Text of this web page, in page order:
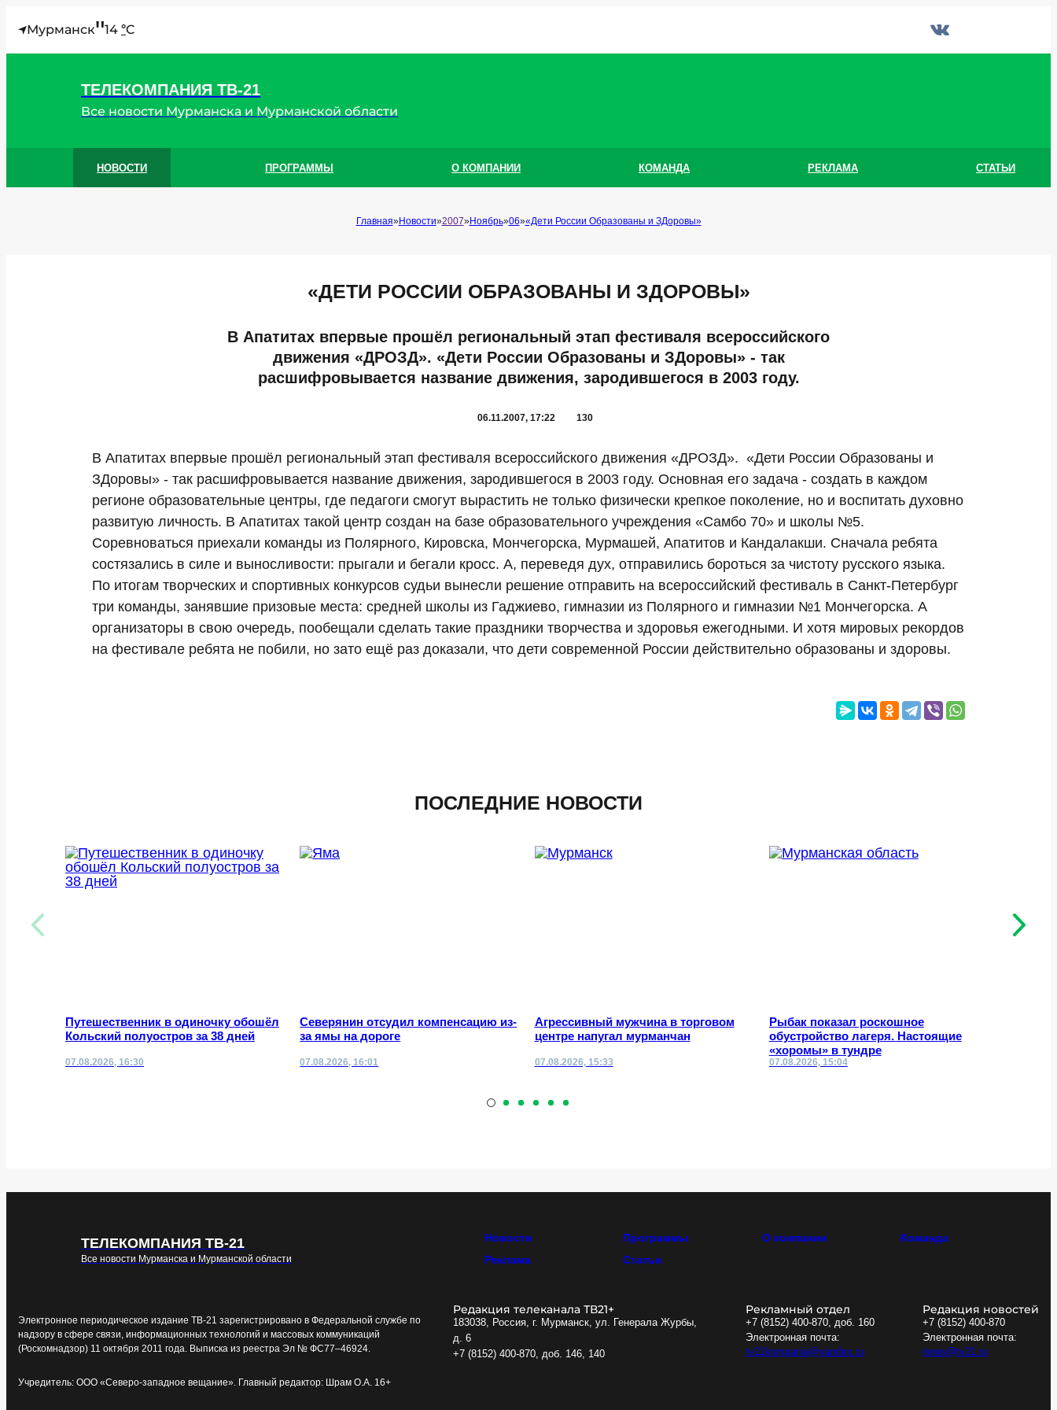
Мурманск"14 °C
ТЕЛЕКОМПАНИЯ ТВ-21
Все новости Мурманска и Мурманской области
НОВОСТИ ПРОГРАММЫ О КОМПАНИИ КОМАНДА РЕКЛАМА СТАТЬИ
Главная Новости 2007 Ноябрь 06 «Дети России Образованы и ЗДоровы»
«ДЕТИ РОССИИ ОБРАЗОВАНЫ И ЗДОРОВЫ»
В Апатитах впервые прошёл региональный этап фестиваля всероссийского
движения «ДРОЗД». «Дети России Образованы и ЗДоровы» - так
расшифровывается название движения, зародившегося в 2003 году.
06.11.2007, 17:22 130
В Апатитах впервые прошёл региональный этап фестиваля всероссийского движения «ДРОЗД». «Дети России Образованы и
ЗДоровы» - так расшифровывается название движения, зародившегося в 2003 году. Основная его задача - создать в каждом
регионе образовательные центры, где педагоги смогут вырастить не только физически крепкое поколение, но и воспитать духовно
развитую личность. В Апатитах такой центр создан на базе образовательного учреждения «Самбо 70» и школы №5.
Соревноваться приехали команды из Полярного, Кировска, Мончегорска, Мурмашей, Апатитов и Кандалакши. Сначала ребята
состязались в силе и выносливости: прыгали и бегали кросс. А, переведя дух, отправились бороться за чистоту русского языка.
По итогам творческих и спортивных конкурсов судьи вынесли решение отправить на всероссийский фестиваль в Санкт-Петербург
три команды, занявшие призовые места: средней школы из Гаджиево, гимназии из Полярного и гимназии №1 Мончегорска. А
организаторы в свою очередь, пообещали сделать такие праздники творчества и здоровья ежегодными. И хотя мировых рекордов
на фестивале ребята не побили, но зато ещё раз доказали, что дети современной России действительно образованы и здоровы.
ПОСЛЕДНИЕ НОВОСТИ
Путешественник в одиночку обошёл
Кольский полуостров за 38 дней
07.08.2026, 16:30
Северянин отсудил компенсацию из-
за ямы на дороге
07.08.2026, 16:01
Агрессивный мужчина в торговом
центре напугал мурманчан
07.08.2026, 15:33
Рыбак показал роскошное
обустройство лагеря. Настоящие
«хоромы» в тундре
07.08.2026, 15:04
ТЕЛЕКОМПАНИЯ ТВ-21
Все новости Мурманска и Мурманской области
Новости Программы О компании
Команда
Реклама
Статьи
Электронное периодическое издание ТВ-21 зарегистрировано в Федеральной службе по
надзору в сфере связи, информационных технологий и массовых коммуникаций
(Роскомнадзор) 11 октября 2011 года. Выписка из реестра Эл № ФС77–46924.
Учредитель: ООО «Северо-западное вещание». Главный редактор: Шрам О.А. 16+
Редакция телеканала ТВ21+
183038, Россия, г. Мурманск, ул. Генерала Журбы,
д. 6
+7 (8152) 400-870, доб. 146, 140
Рекламный отдел
+7 (8152) 400-870, доб. 160
Электронная почта:
tv21kompania@yandex.ru
Редакция новостей
+7 (8152) 400-870
Электронная почта:
news@tv21.ru